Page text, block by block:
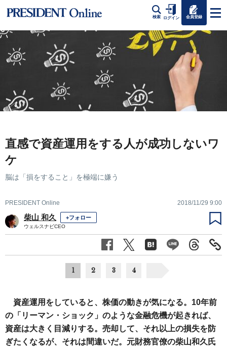
検索 ログイン 会員登録
直感で資産運用をする人が成功しないワ
ケ
脳は「損をすること」を極端に嫌う
PRESIDENT Online 2018/11/29 9:00
柴山 和久 +フォロー
ウェルスナビCEO
1 2 3 4
資産運用をしていると、株価の動きが気になる。10年前
の「リーマン・ショック」のような金融危機が起きれば、
資産は大きく目減りする。売却して、それ以上の損失を防
ぎたくなるが、それは間違いだ。元財務官僚の柴山和久氏